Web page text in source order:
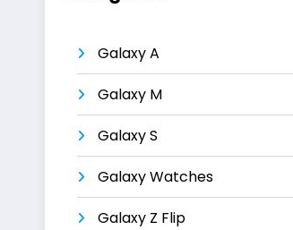
Galaxy A
Galaxy M
Galaxy S
Galaxy Watches
Galaxy Z Flip